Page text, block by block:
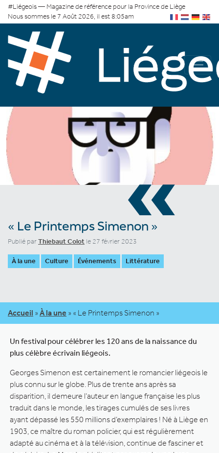
#Liégeois — Magazine de référence pour la Province de Liège
Nous sommes le 7 Août 2026, il est 8:05am
«
« Le Printemps Simenon »
Publié parThiebaut Colot le 27 février 2023
À la une Culture Événements Littérature
Accueil » À la une » « Le Printemps Simenon »
Un festival pour célébrer les 120 ans de la naissance du
plus célèbre écrivain liégeois.
Georges Simenon est certainement le romancier liégeois le
plus connu sur le globe. Plus de trente ans après sa
disparition, il demeure l’auteur en langue française les plus
traduit dans le monde, les tirages cumulés de ses livres
ayant dépassé les 550 millions d’exemplaires ! Né à Liège en
1903, ce maître du roman policier, qui est régulièrement
adapté au cinéma et à la télévision, continue de fasciner et